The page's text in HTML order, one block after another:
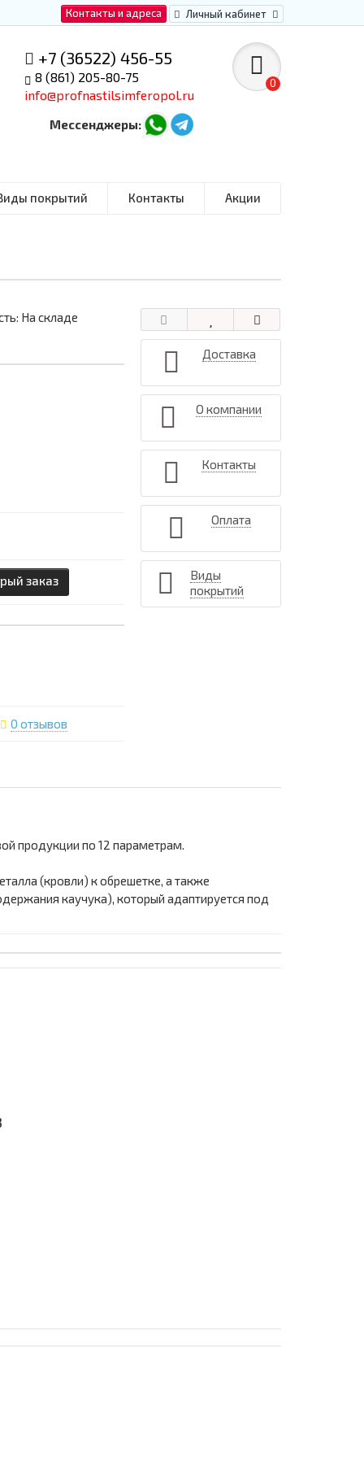
Контакты и адреса Личный кабинет
+7 (36522) 456-55
8 (861) 205-80-75
info@profnastilsimferopol.ru
Мессенджеры:
0
покрытий Контакты Акции
На складе
заказ
0 отзывов
Доставка
О компании
Контакты
Оплата
Виды
покрытий
продукции по 12 параметрам.
(кровли) к обрешетке, а также
каучука), который адаптируется под